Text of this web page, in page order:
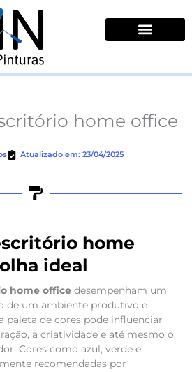
home office
Atualizado em: 23/04/2025
home
ideal
home officedesempenham um
de um ambiente produtivo e
paleta de cores pode influenciar
a criatividade e até mesmo o
Cores como azul, verde e
recomendadas por